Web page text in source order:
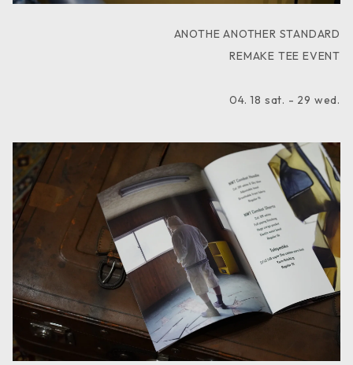
ANOTHE ANOTHER STANDARD
REMAKE TEE EVENT
04. 18 sat. - 29 wed.